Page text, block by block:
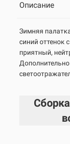
Описание
Зимняя
синий оттенок
приятный,